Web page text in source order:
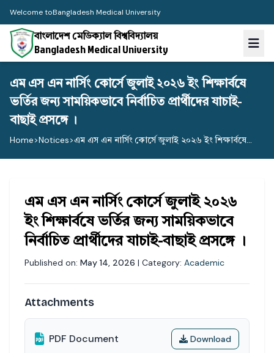
Welcome toBangladesh Medical University
বাংলাদেশ মেডিক্যাল বিশ্ববিদ্যালয়
Bangladesh Medical University
এম এস এন নার্সিং কোর্সে জুলাই ২০২৬ ইং শিক্ষার্বষে
ভর্তির জন্য সাময়িকভাবে নির্বাচিত প্রার্থীদের যাচাই-
বাছাই প্রসঙ্গে ।
Home>Notices>এম এস এন নার্সিং কোর্সে জুলাই ২০২৬ ইং শিক্ষার্বষে...
এম এস এন নার্সিং কোর্সে জুলাই ২০২৬
ইং শিক্ষার্বষে ভর্তির জন্য সাময়িকভাবে
নির্বাচিত প্রার্থীদের যাচাই-বাছাই প্রসঙ্গে ।
Published on: May 14, 2026 | Category: Academic
Attachments
PDF Document Download